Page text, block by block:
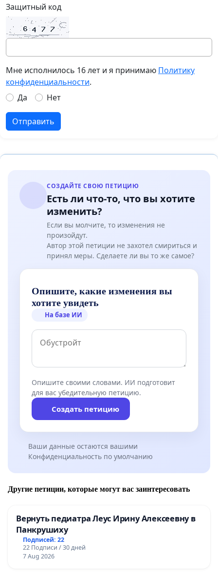
Защитный код
Мне исполнилось 16 лет и я принимаю Политику
конфиденциальности.
Да
Нет
Отправить
СОЗДАЙТЕ СВОЮ ПЕТИЦИЮ
Есть ли что-то, что вы хотите
изменить?
Если вы молчите, то изменения не
произойдут.
Автор этой петиции не захотел смириться и
принял меры. Сделаете ли вы то же самое?
Опишите, какие изменения вы
хотите увидеть
На базе ИИ
Опишите своими словами. ИИ подготовит
для вас убедительную петицию.
Создать петицию
Ваши данные остаются вашими
Конфиденциальность по умолчанию
Другие петиции, которые могут вас заинтересовать
Вернуть педиатра Леус Ирину Алексеевну в
Панкрушиху
Подписей: 22
22 Подписи / 30 дней
7 Aug 2026